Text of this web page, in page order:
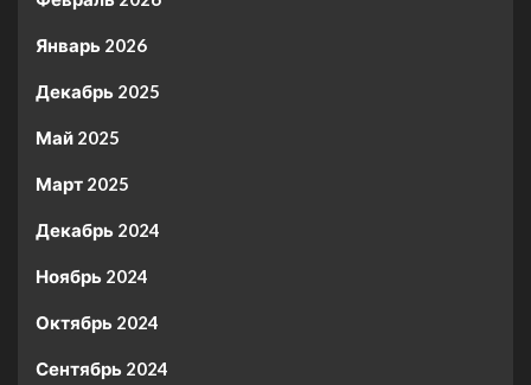
Январь 2026
Декабрь 2025
Май 2025
Март 2025
Декабрь 2024
Ноябрь 2024
Октябрь 2024
Сентябрь 2024